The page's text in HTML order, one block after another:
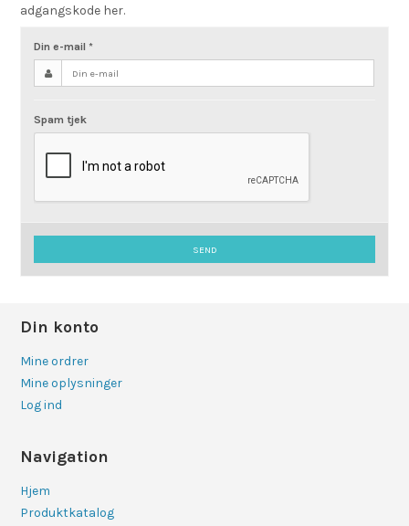
adgangskode her.
Din e-mail*
Spam tjek
SEND
Din konto
Mine ordrer
Mine oplysninger
Log ind
Navigation
Hjem
Produktkatalog